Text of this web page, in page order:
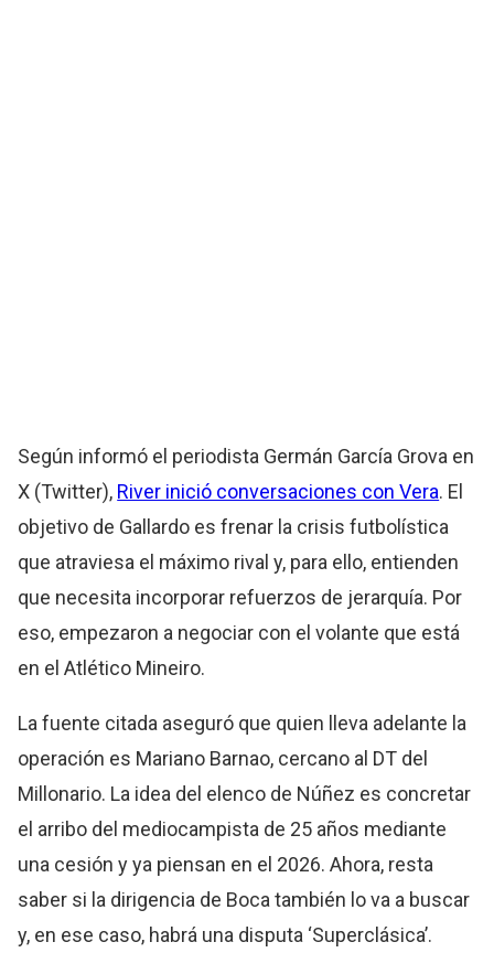
Según informó el periodista Germán García Grova en
X (Twitter), River inició conversaciones con Vera. El
objetivo de Gallardo es frenar la crisis futbolística
que atraviesa el máximo rival y, para ello, entienden
que necesita incorporar refuerzos de jerarquía. Por
eso, empezaron a negociar con el volante que está
en el Atlético Mineiro.
La fuente citada aseguró que quien lleva adelante la
operación es Mariano Barnao, cercano al DT del
Millonario. La idea del elenco de Núñez es concretar
el arribo del mediocampista de 25 años mediante
una cesión y ya piensan en el 2026. Ahora, resta
saber si la dirigencia de Boca también lo va a buscar
y, en ese caso, habrá una disputa ‘Superclásica’.